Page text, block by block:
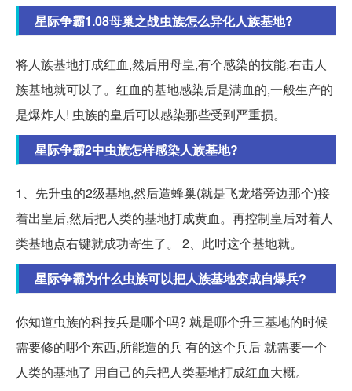
星际争霸1.08母巢之战虫族怎么异化人族基地?
将人族基地打成红血,然后用母皇,有个感染的技能,右击人
族基地就可以了。红血的基地感染后是满血的,一般生产的
是爆炸人! 虫族的皇后可以感染那些受到严重损。
星际争霸2中虫族怎样感染人族基地?
1、先升虫的2级基地,然后造蜂巢(就是飞龙塔旁边那个)接
着出皇后,然后把人类的基地打成黄血。再控制皇后对着人
类基地点右键就成功寄生了。 2、此时这个基地就。
星际争霸为什么虫族可以把人族基地变成自爆兵?
你知道虫族的科技兵是哪个吗? 就是哪个升三基地的时候
需要修的哪个东西,所能造的兵 有的这个兵后 就需要一个
人类的基地了 用自己的兵把人类基地打成红血大概。